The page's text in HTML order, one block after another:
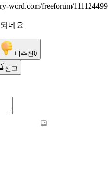
word.com/freeforum/111124499
네요
비추천0
신고